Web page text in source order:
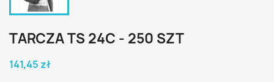
TARCZA TS 24C - 250 SZT
141,45 zł